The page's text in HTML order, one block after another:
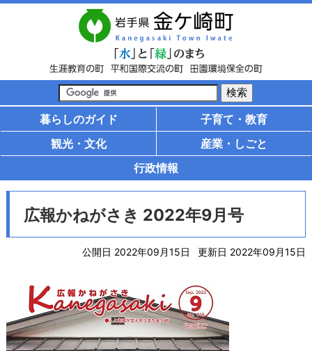
暮らしのガイド
子育て・教育
観光・文化
産業・しごと
行政情報
広報かねがさき 2022年9月号
公開日 2022年09月15日 更新日 2022年09月15日